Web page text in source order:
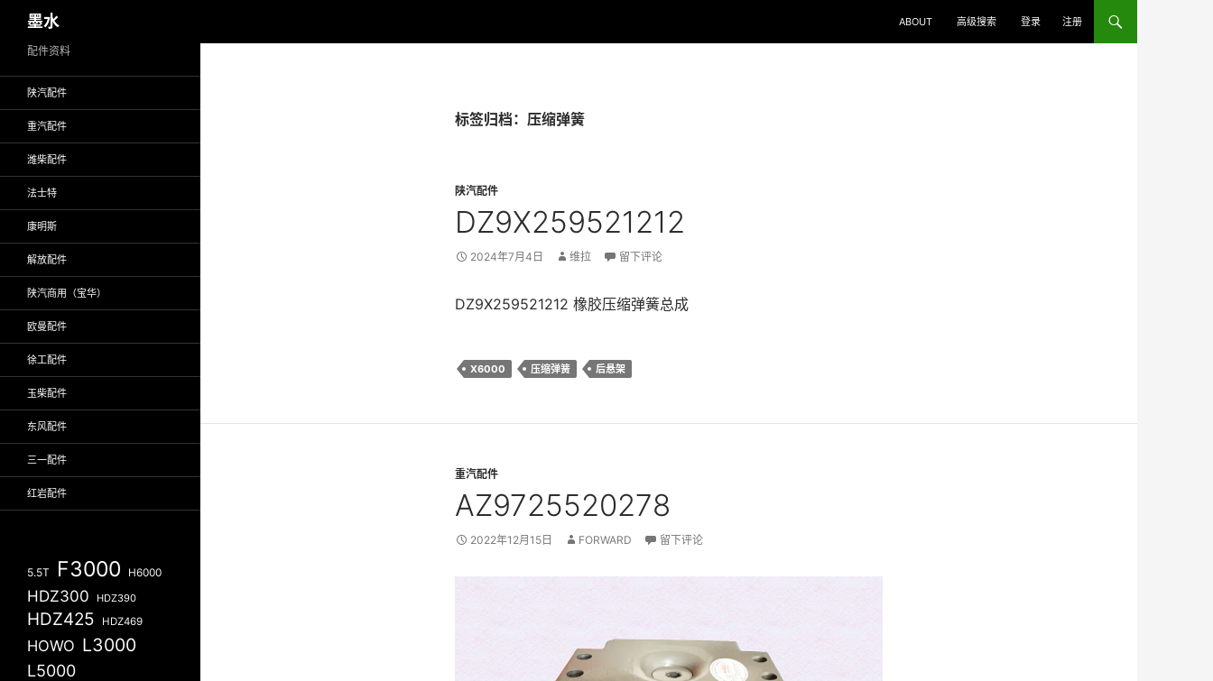
至
墨水 ABOUT 高级搜索 登录 注册
标签归档：压缩弹簧
陕汽配件
DZ9X259521212
2024年7月4日 维拉 留下评论
DZ9X259521212 橡胶压缩弹簧总成
X6000 压缩弹簧 后悬架
重汽配件
AZ9725520278
2022年12月15日 FORWARD 留下评论
配件资料
陕汽配件
重汽配件
潍柴配件
法士特
康明斯
解放配件
陕汽商用（宝华）
欧曼配件
徐工配件
玉柴配件
东风配件
三一配件
红岩配件
5.5T F3000 H6000
HDZ300 HDZ390
HDZ425 HDZ469
HOWO L3000
L5000